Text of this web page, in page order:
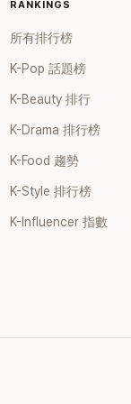
RANKINGS
所有排行榜
K-Pop 話題榜
K-Beauty 排行
K-Drama 排行榜
K-Food 趨勢
K-Style 排行榜
K-Influencer 指數